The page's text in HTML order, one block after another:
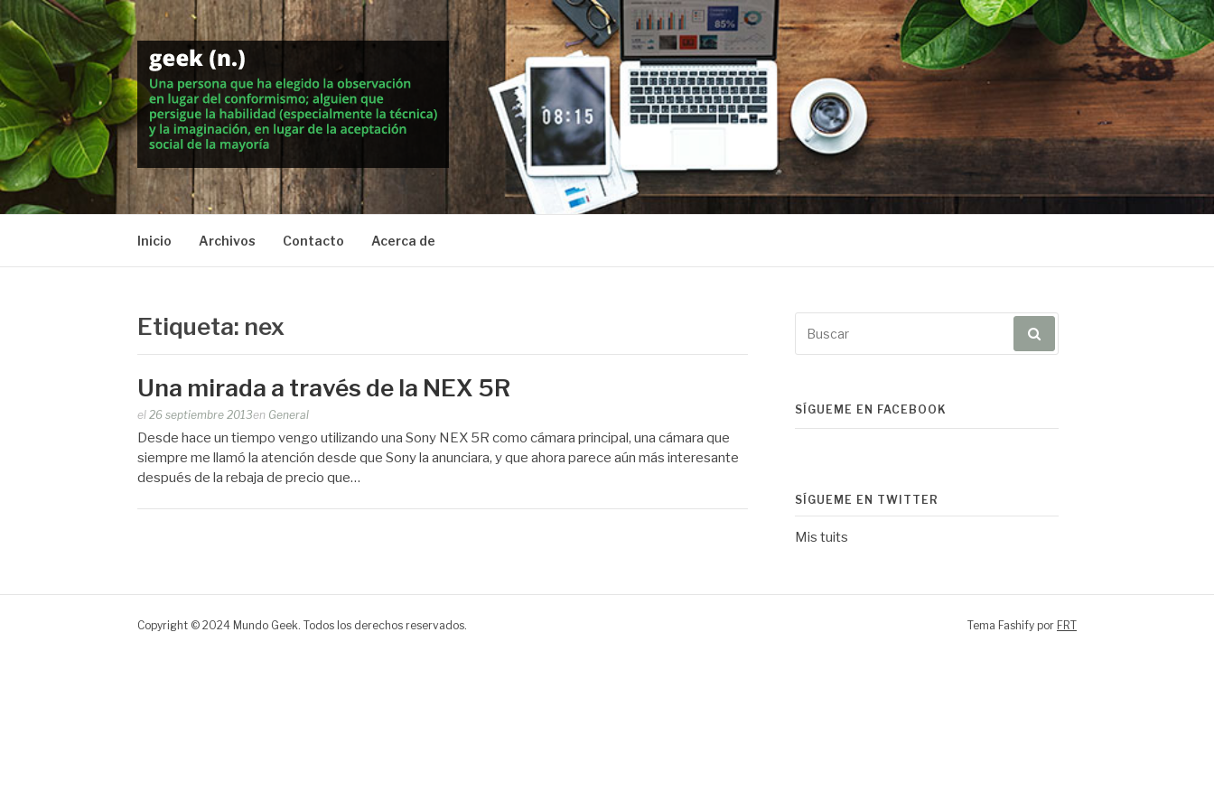
al
contenido
MUNDO GEEK
Vida inteligente en la geekosfera
Inicio Archivos Contacto Acerca de
Etiqueta: nex
Una mirada a través de la NEX 5R
Publicado
por
el 26 septiembre 2013en General
Desde hace un tiempo vengo utilizando una Sony NEX 5R como cámara principal, una cámara que
siempre me llamó la atención desde que Sony la anunciara, y que ahora parece aún más interesante
después de la rebaja de precio que…
por:
SÍGUEME EN FACEBOOK
SÍGUEME EN TWITTER
Mis tuits
Copyright © 2024 Mundo Geek. Todos los derechos reservados. Tema Fashify por FRT